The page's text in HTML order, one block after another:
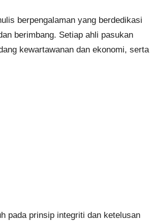
berpengalaman yang berdedikasi
berimbang. Setiap ahli pasukan
kewartawanan dan ekonomi, serta
pada prinsip integriti dan ketelusan